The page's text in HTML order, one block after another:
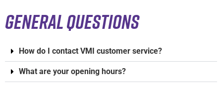
GENERAL QUESTIONS
How do I contact VMI customer service?
What are your opening hours?